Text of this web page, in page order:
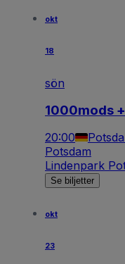
okt
18
sön
1000mods
20:00
Potsdam
Lindenpark
Se biljetter
okt
23